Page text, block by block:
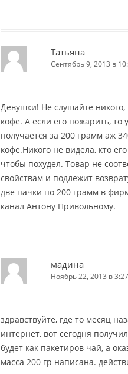
Татьяна
Сентябрь 9, 2013 в
Девушки! Не слушайте
кофе. А если его пожарить, то
получается за 200 грамм аж
кофе.Никого не видела, кто
чтобы похудел. Товар не
свойствам и подлежит
две пачки по 200 грамм в
канал Антону Привольному.
мадина
Ноябрь 22, 2013 в
здравствуйте, где то месяц
интернет, вот сегодня
будет как пакетиров чай, а
масса 200 гр написана.